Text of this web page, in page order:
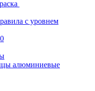
с уровнем
алюминиевые